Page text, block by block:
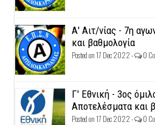
Α' Αιτ/νίας - 7η
και βαθμολογία
Posted on 17 Dec 2022 - 0
Γ' Εθνική - 3ος
Αποτελέσματα και
Posted on 17 Dec 2022 - 0